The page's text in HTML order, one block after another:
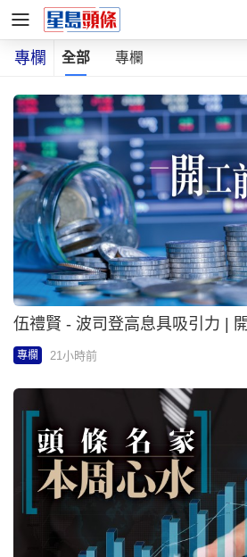
專欄 全部 專欄
伍禮賢 - 波司登高息具吸引力 |
專欄 21小時前